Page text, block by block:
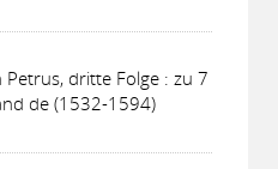
dritte Folge : zu 7
de (1532-1594)